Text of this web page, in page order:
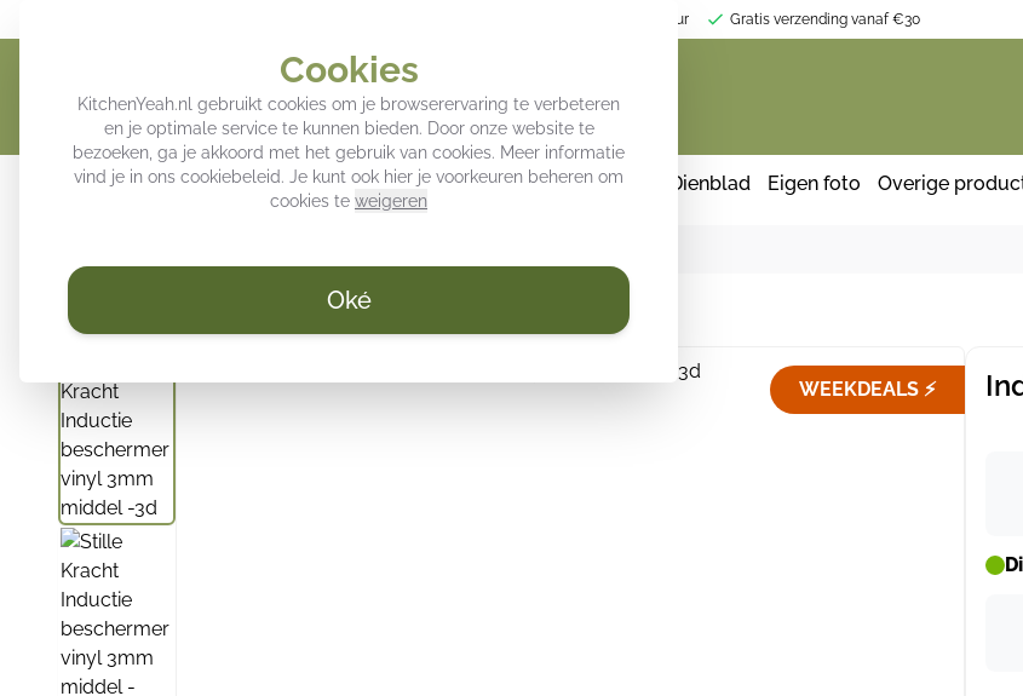
Cookies
KitchenYeah.nl gebruikt cookies om je browserervaring te verbeteren
en je optimale service te kunnen bieden. Door onze website te
bezoeken, ga je akkoord met het gebruik van cookies. Meer informatie
vind je in ons cookiebeleid. Je kunt ook hier je voorkeuren beheren om
cookies te weigeren
Oké
Trendy decoratie voor jouw keukeninterieur Gratis verzending vanaf €30
Inductie beschermers Keuken achterwand Spatscherm keuken Dienblad Eigen foto Overige
KitchenYeah.nl Inductie beschermer - Stille Kracht
WEEKDEALS ⚡